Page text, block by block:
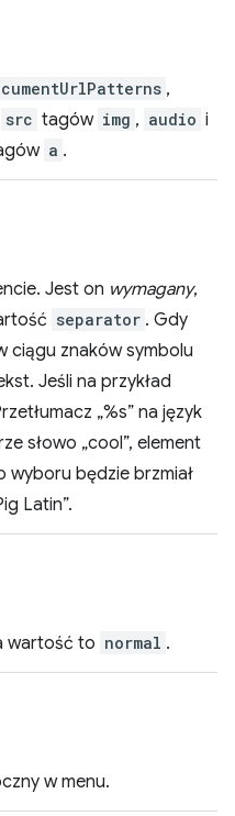
,
src tagów img , audio i
a .
Jest on wymagany,
separator . Gdy
ciągu znaków symbolu
Jeśli na przykład
„%s” na język
słowo „cool”, element
będzie brzmiał
Latin”.
wartość to normal .
w menu.